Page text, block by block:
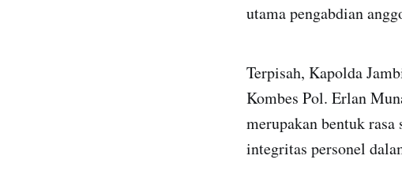
utama pengabdian
Terpisah, Kapolda
Kombes Pol. Erlan
merupakan bentuk
integritas personel